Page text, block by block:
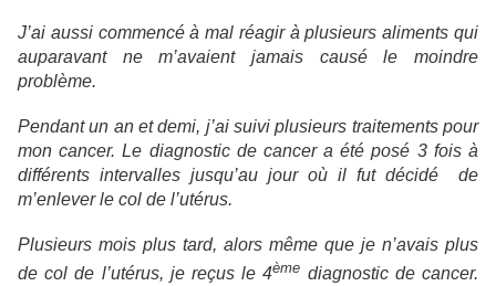
J’ai aussi commencé à mal réagir à plusieurs aliments qui
auparavant ne m’avaient jamais causé le moindre
problème.
Pendant un an et demi, j’ai suivi plusieurs traitements pour
mon cancer. Le diagnostic de cancer a été posé 3 fois à
différents intervalles jusqu’au jour où il fut décidé de
m’enlever le col de l’utérus.
Plusieurs mois plus tard, alors même que je n’avais plus
de col de l’utérus, je reçus le 4ème diagnostic de cancer.